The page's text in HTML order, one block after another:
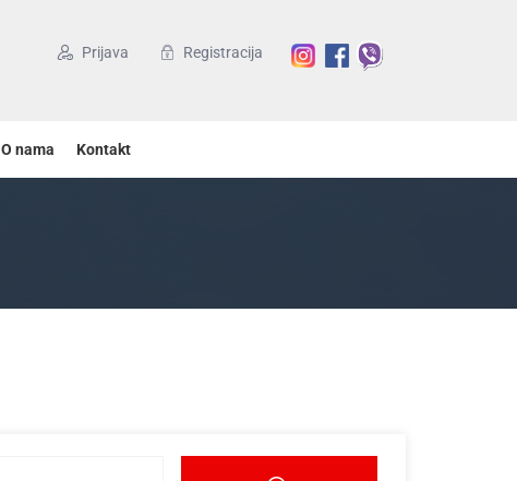
Prijava Registracija
O nama Kontakt